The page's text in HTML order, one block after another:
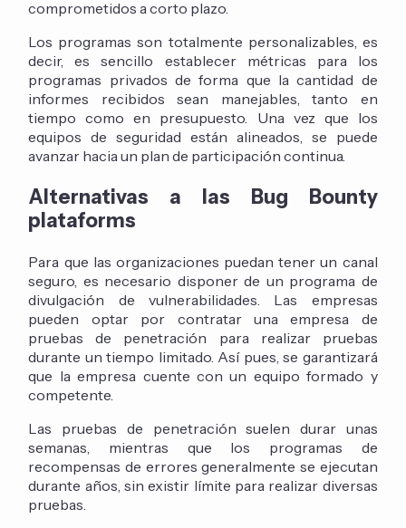
comprometidos a corto plazo.
Los programas son totalmente personalizables, es
decir, es sencillo establecer métricas para los
programas privados de forma que la cantidad de
informes recibidos sean manejables, tanto en
tiempo como en presupuesto. Una vez que los
equipos de seguridad están alineados, se puede
avanzar hacia un plan de participación continua.
Alternativas a las Bug Bounty
plataforms
Para que las organizaciones puedan tener un canal
seguro, es necesario disponer de un programa de
divulgación de vulnerabilidades. Las empresas
pueden optar por contratar una empresa de
pruebas de penetración para realizar pruebas
durante un tiempo limitado. Así pues, se garantizará
que la empresa cuente con un equipo formado y
competente.
Las pruebas de penetración suelen durar unas
semanas, mientras que los programas de
recompensas de errores generalmente se ejecutan
durante años, sin existir límite para realizar diversas
pruebas.